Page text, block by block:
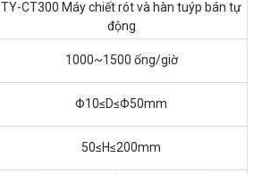
TY-CT300 Máy chiết rót và hàn tuýp bán tự
động
1000~1500 ống/giờ
Φ10≤D≤Φ50mm
50≤H≤200mm